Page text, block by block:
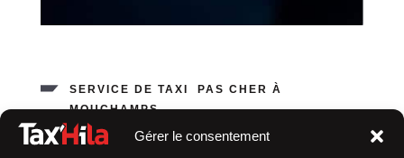
Gérer le consentement
SERVICE DE TAXI PAS CHER À
MOUCHAMPS
Votre chauffeur de confiance